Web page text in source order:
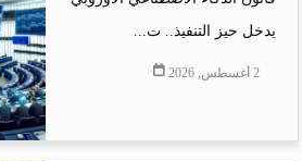
يدخل حيز التنفيذ.. ت...
2 أغسطس, 2026